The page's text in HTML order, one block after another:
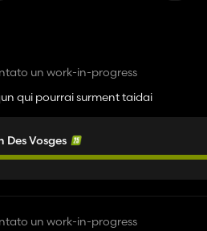
un work-in-progress
qui pourrai surment taidai
Des Vosges
un work-in-progress